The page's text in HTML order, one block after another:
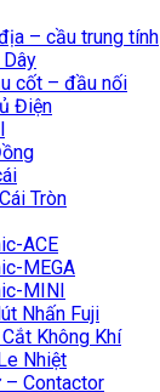
– cầu trung tính
cốt – đầu nối
Điện
Tròn
ACE
MEGA
MINI
Nhấn Fuji
Không Khí
Nhiệt
Contactor